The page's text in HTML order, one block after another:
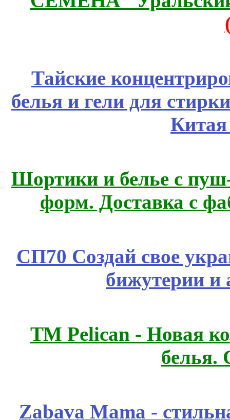
Тайские
белья и гели для
Шортики и белье с
форм. Доставка с
СП70 Создай свое
бижутерии и
ТМ Pelican - Новая
белья.
Zabava Mama -